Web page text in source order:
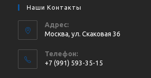
Наши Контакты
Адрес:
Москва, ул. Cкаковая 36
Телефон:
+7 (991) 593-35-15